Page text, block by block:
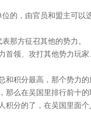
，由官员和盟主可以
那方征召其他的势力。
领、攻打其他势力玩家
积分最高，那个势力的
么在吴国里排行前十的
分的了，在吴国里面个